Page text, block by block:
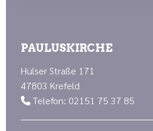
PAULUSKIRCHE
Hülser Straße 171
47803 Krefeld
 Telefon: 02151 75 37 85